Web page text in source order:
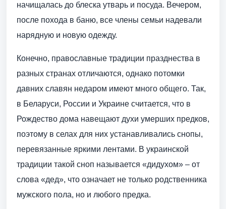
начищалась до блеска утварь и посуда. Вечером,
после похода в баню, все члены семьи надевали
нарядную и новую одежду.
Конечно, православные традиции празднества в
разных странах отличаются, однако потомки
давних славян недаром имеют много общего. Так,
в Беларуси, России и Украине считается, что в
Рождество дома навещают духи умерших предков,
поэтому в селах для них устанавливались снопы,
перевязанные яркими лентами. В украинской
традиции такой сноп называется «дидухом» – от
слова «дед», что означает не только родственника
мужского пола, но и любого предка.